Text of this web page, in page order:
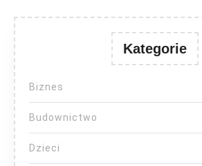
Kategorie
Biznes
Budownictwo
Dzieci